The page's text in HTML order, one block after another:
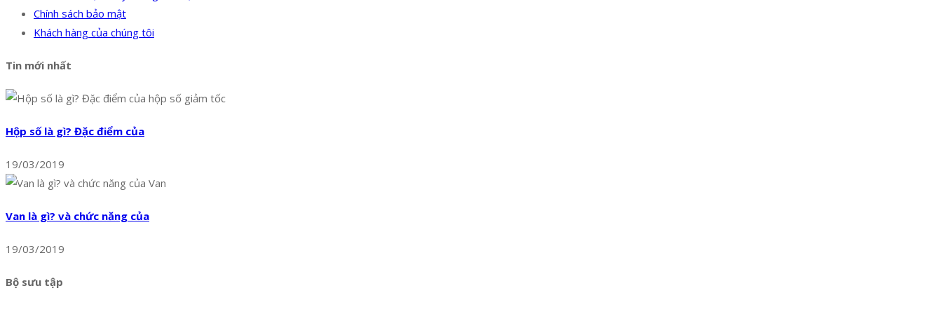
Chính sách bảo mật
Khách hàng của chúng tôi
Tin mới nhất
Hộp số là gì? Đặc điểm của
19/03/2019
Van là gì? và chức năng của
19/03/2019
Bộ sưu tập